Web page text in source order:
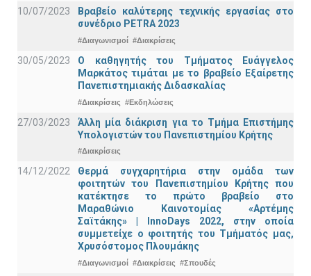
10/07/2023
Βραβείο καλύτερης τεχνικής εργασίας στο
συνέδριο PETRA 2023
#Διαγωνισμοί #Διακρίσεις
30/05/2023
Ο καθηγητής του Τμήματος Ευάγγελος
Μαρκάτος τιμάται με το βραβείο Εξαίρετης
Πανεπιστημιακής Διδασκαλίας
#Διακρίσεις #Εκδηλώσεις
27/03/2023
Άλλη μία διάκριση για το Τμήμα Επιστήμης
Υπολογιστών του Πανεπιστημίου Κρήτης
#Διακρίσεις
14/12/2022
Θερμά συγχαρητήρια στην ομάδα των
φοιτητών του Πανεπιστημίου Κρήτης που
κατέκτησε το πρώτο βραβείο στο
Μαραθώνιο Καινοτομίας «Αρτέμης
Σαϊτάκης» | InnoDays 2022, στην οποία
συμμετείχε ο φοιτητής του Τμήματός μας,
Χρυσόστομος Πλουμάκης
#Διαγωνισμοί #Διακρίσεις #Σπουδές